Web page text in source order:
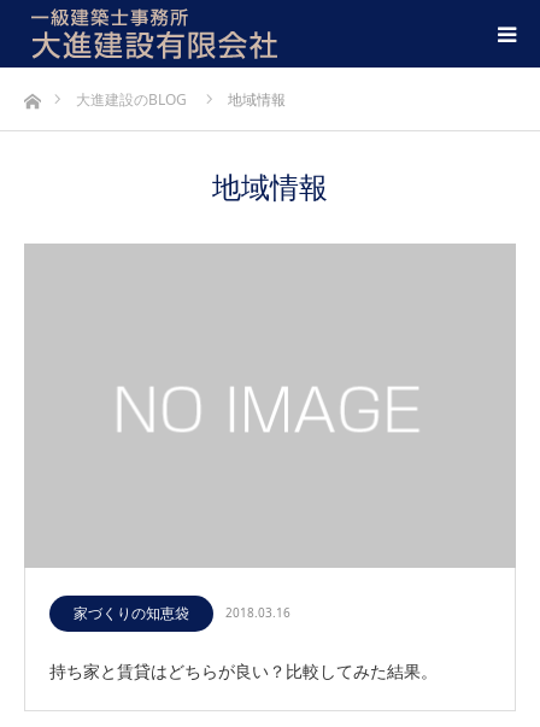
ホーム大進建設のBLOG 地域情報
地域情報
家づくりの知恵袋 2018.03.16
持ち家と賃貸はどちらが良い？比較してみた結果。